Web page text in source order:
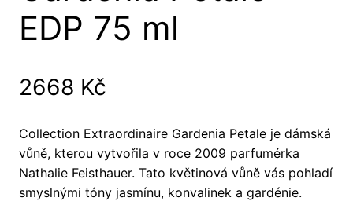
EDP 75 ml
2668 Kč
Collection Extraordinaire Gardenia Petale je dámská
vůně, kterou vytvořila v roce 2009 parfumérka
Nathalie Feisthauer. Tato květinová vůně vás pohladí
smyslnými tóny jasmínu, konvalinek a gardénie.